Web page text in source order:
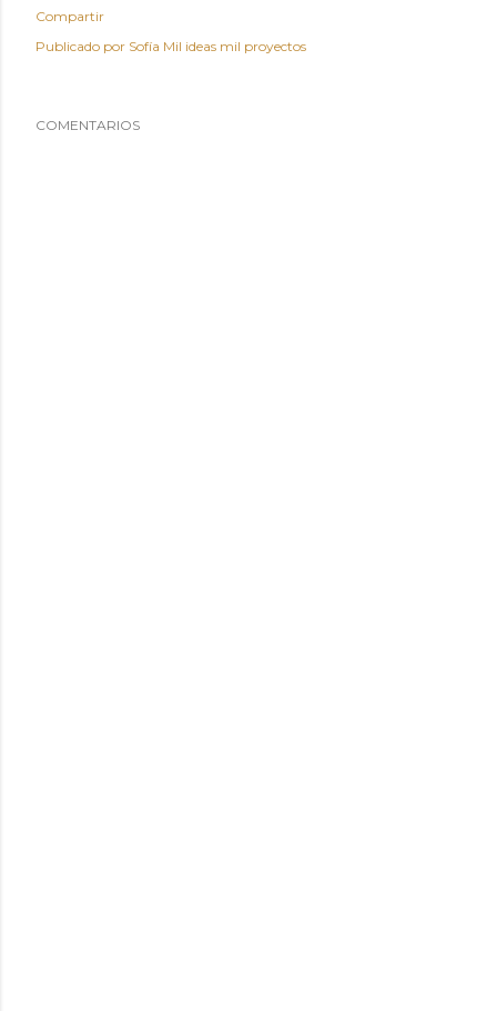
Compartir
Publicado por Sofía Mil ideas mil proyectos
COMENTARIOS